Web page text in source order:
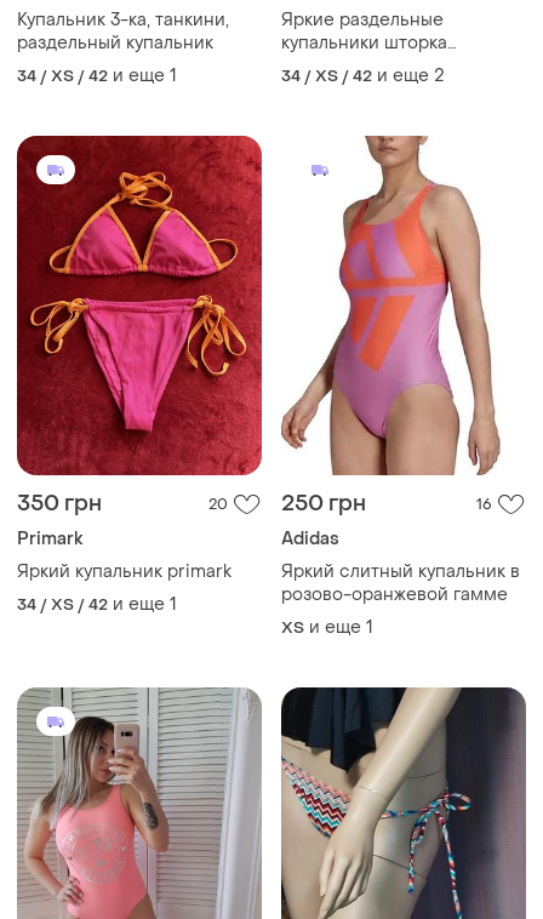
Купальник 3-ка, танкини,
раздельный купальник
34 / XS / 42 и еще 1
Яркие раздельные
купальники шторка
бифлекс
34 / XS / 42 и еще 2
350 грн 20
Primark
Яркий купальник primark
34 / XS / 42 и еще 1
250 грн 16
Adidas
Яркий слитный купальник в
розово-оранжевой гамме
ХS и еще 1